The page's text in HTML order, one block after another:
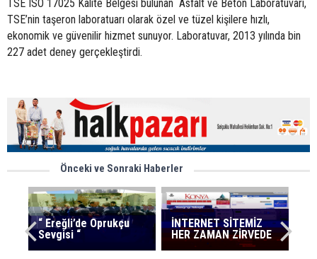
TSE ISO 17025 Kalite Belgesi bulunan Asfalt ve Beton Laboratuvarı,
TSE’nin taşeron laboratuarı olarak özel ve tüzel kişilere hızlı,
ekonomik ve güvenilir hizmet sunuyor. Laboratuvar, 2013 yılında bin
227 adet deney gerçekleştirdi.
Önceki ve Sonraki Haberler
“ Ereğli’de Oprukçu
Sevgisi “
İNTERNET SİTEMİZ
HER ZAMAN ZİRVEDE